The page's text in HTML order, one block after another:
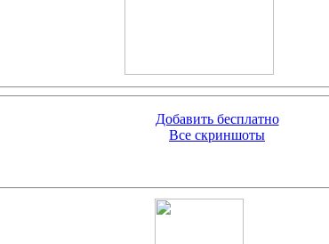
Добавить бесплатно
Все скриншоты